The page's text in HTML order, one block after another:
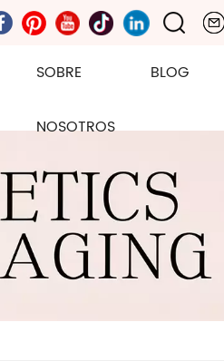
SOBRE
NOSOTROS
BLOG